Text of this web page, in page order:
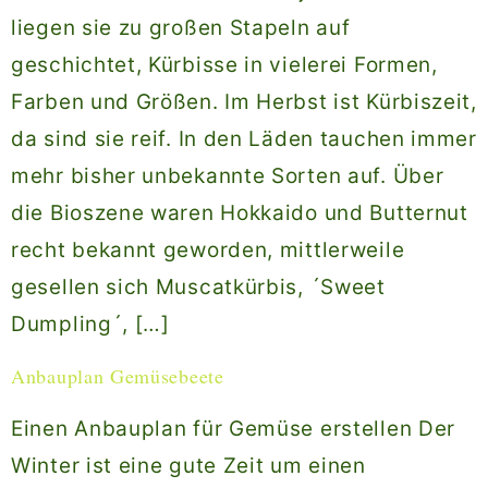
liegen sie zu großen Stapeln auf
geschichtet, Kürbisse in vielerei Formen,
Farben und Größen. Im Herbst ist Kürbiszeit,
da sind sie reif. In den Läden tauchen immer
mehr bisher unbekannte Sorten auf. Über
die Bioszene waren Hokkaido und Butternut
recht bekannt geworden, mittlerweile
gesellen sich Muscatkürbis, ´Sweet
Dumpling´, […]
Anbauplan Gemüsebeete
Einen Anbauplan für Gemüse erstellen Der
Winter ist eine gute Zeit um einen